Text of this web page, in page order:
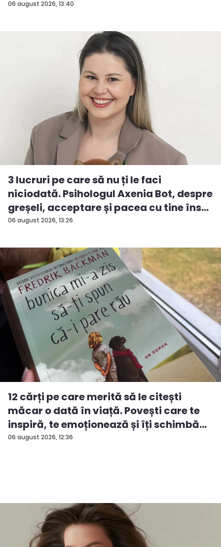
06 august 2026, 13:40
06 august 2026, 13:26
3 lucruri pe care să nu ți le faci
niciodată. Psihologul Axenia Bot, despre
greșeli, acceptare și pacea cu tine îns...
06 august 2026, 12:36
12 cărți pe care merită să le citești
măcar o dată în viață. Povești care te
inspiră, te emoționează și îți schimbă...